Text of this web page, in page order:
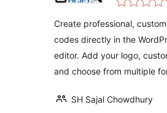
Create professional,
codes directly in the
editor. Add your logo,
and choose from multiple
SH Sajal Chowdhury